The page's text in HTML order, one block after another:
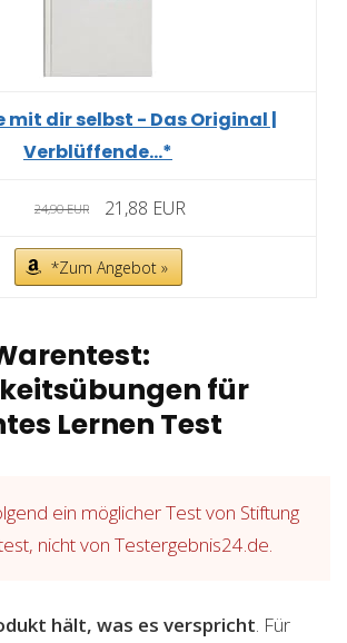
mit dir selbst - Das Original |
Verblüffende...*
24,90 EUR 21,88 EUR
*Zum Angebot »
für
Lernen Test
ein möglicher Test von Stiftung
nicht von Testergebnis24.de.
hält, was es verspricht. Für